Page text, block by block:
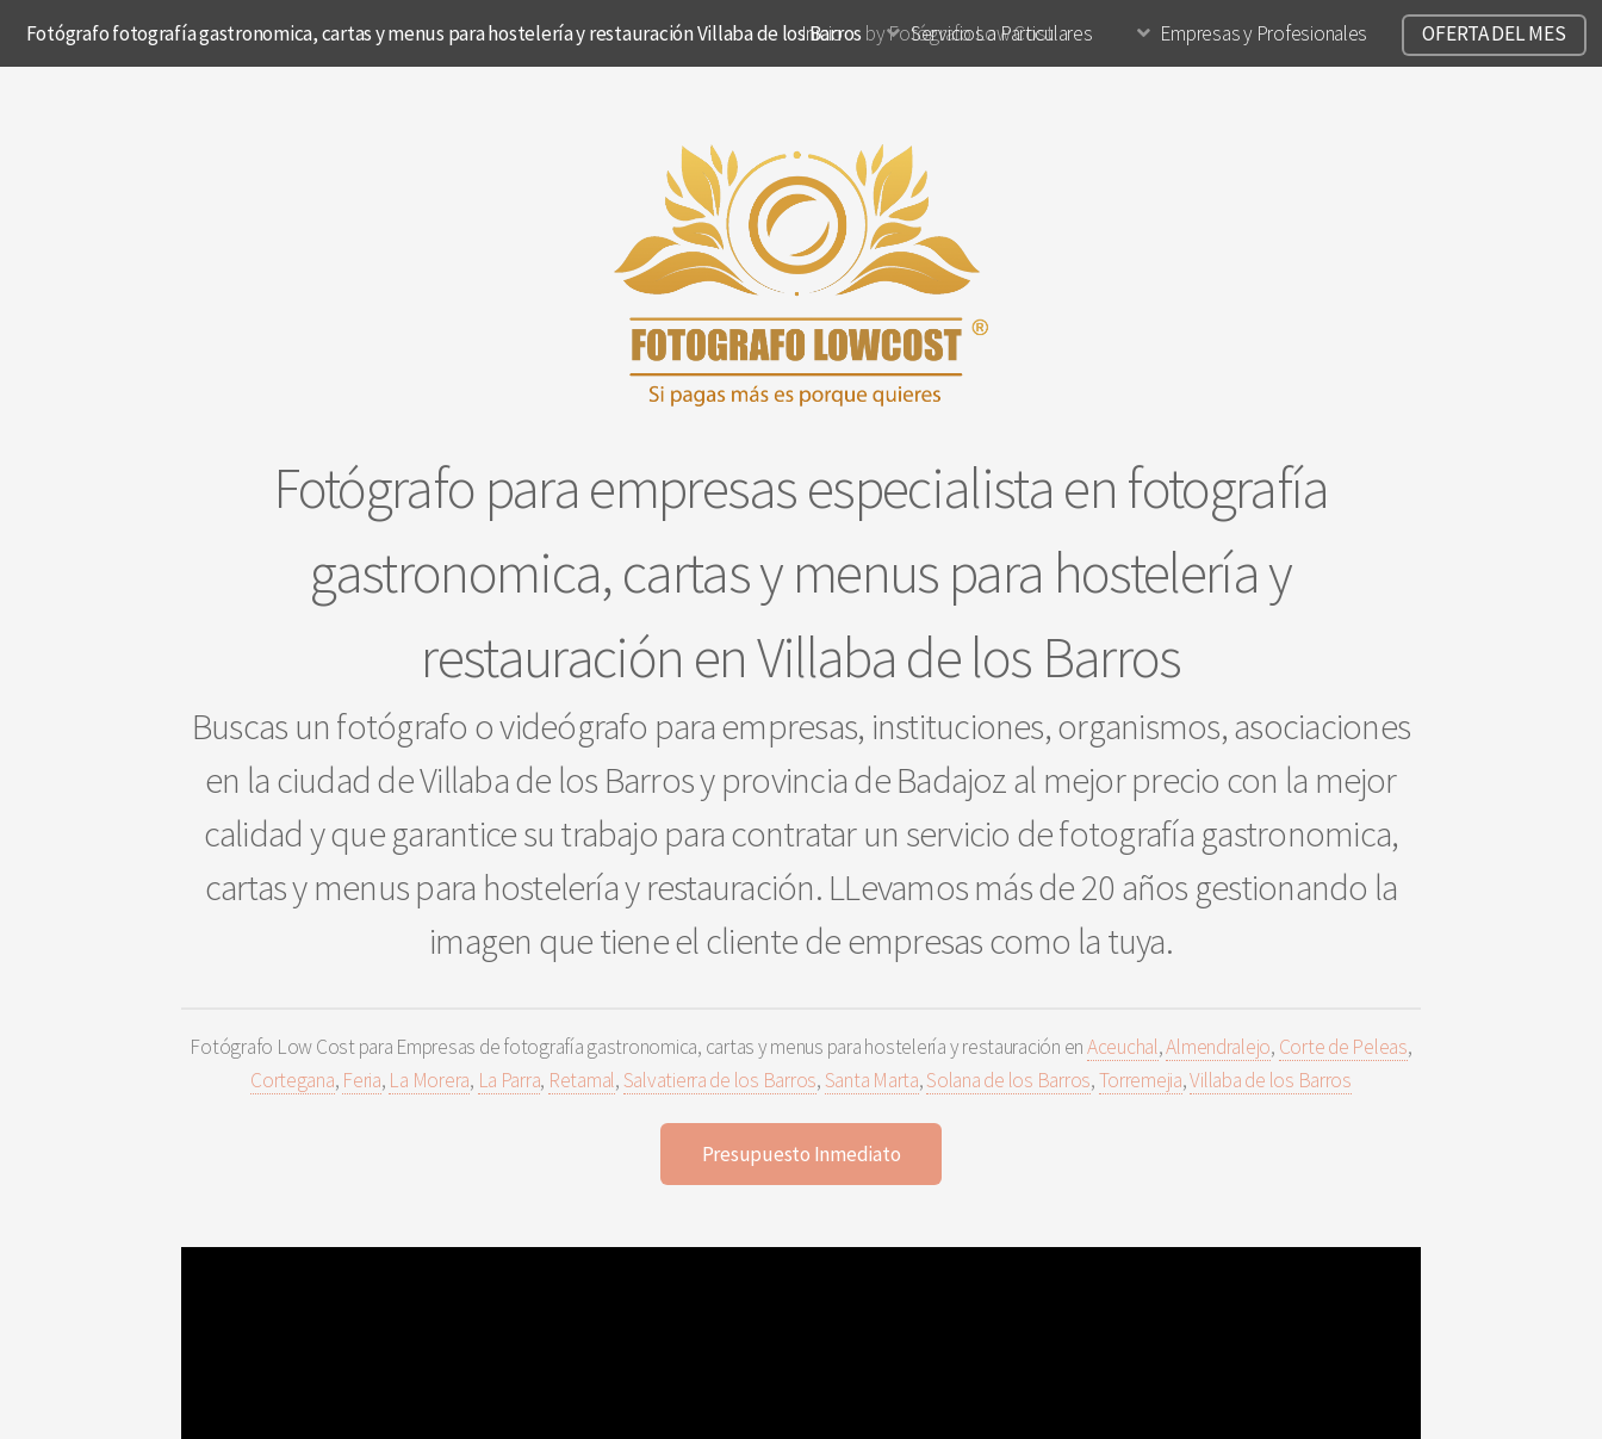
Fotógrafo fotografía gastronomica, cartas y menus para hostelería y restauración Villaba de los Barros by Fotógrafo Low Cost
Inicio Servicios a Particulares Empresas y Profesionales OFERTA DEL MES
Fotógrafo para empresas especialista en fotografía
gastronomica, cartas y menus para hostelería y
restauración en Villaba de los Barros
Buscas un fotógrafo o videógrafo para empresas, instituciones, organismos, asociaciones
en la ciudad de Villaba de los Barros y provincia de Badajoz al mejor precio con la mejor
calidad y que garantice su trabajo para contratar un servicio de fotografía gastronomica,
cartas y menus para hostelería y restauración. LLevamos más de 20 años gestionando la
imagen que tiene el cliente de empresas como la tuya.
Fotógrafo Low Cost para Empresas de fotografía gastronomica, cartas y menus para hostelería y restauración enAceuchal,Almendralejo, Corte de Peleas,
Cortegana, Feria, La Morera, La Parra, Retamal,Salvatierra de los Barros,Santa Marta,Solana de los Barros,Torremejia,Villaba de los Barros
Presupuesto Inmediato